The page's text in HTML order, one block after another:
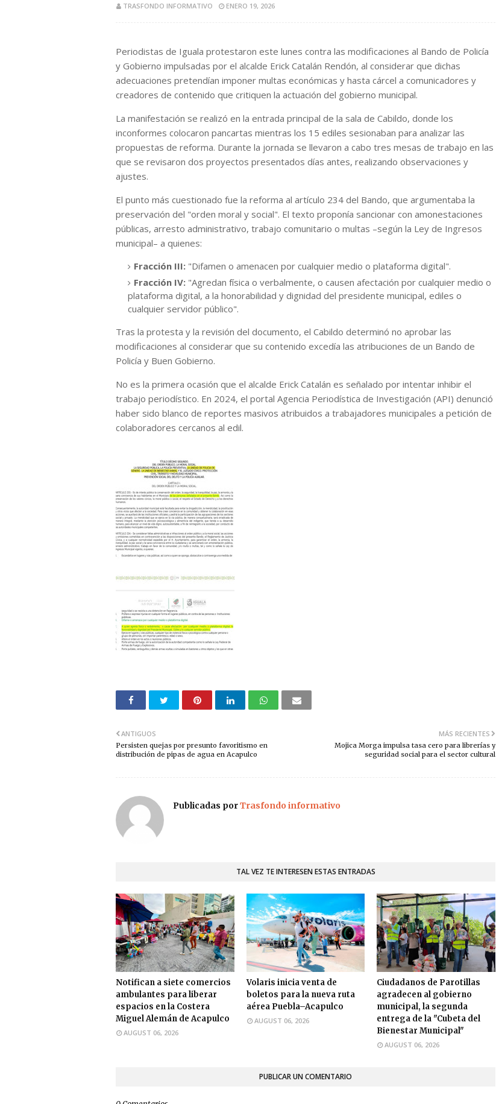
TRASFONDO INFORMATIVO ENERO 19, 2026
Periodistas de Iguala protestaron este lunes contra las modificaciones al Bando de Policía
y Gobierno impulsadas por el alcalde Erick Catalán Rendón, al considerar que dichas
adecuaciones pretendían imponer multas económicas y hasta cárcel a comunicadores y
creadores de contenido que critiquen la actuación del gobierno municipal.
La manifestación se realizó en la entrada principal de la sala de Cabildo, donde los
inconformes colocaron pancartas mientras los 15 ediles sesionaban para analizar las
propuestas de reforma. Durante la jornada se llevaron a cabo tres mesas de trabajo en las
que se revisaron dos proyectos presentados días antes, realizando observaciones y
ajustes.
El punto más cuestionado fue la reforma al artículo 234 del Bando, que argumentaba la
preservación del "orden moral y social". El texto proponía sancionar con amonestaciones
públicas, arresto administrativo, trabajo comunitario o multas –según la Ley de Ingresos
municipal– a quienes:
Fracción III: "Difamen o amenacen por cualquier medio o plataforma digital".
Fracción IV: "Agredan física o verbalmente, o causen afectación por cualquier medio o
plataforma digital, a la honorabilidad y dignidad del presidente municipal, ediles o
cualquier servidor público".
Tras la protesta y la revisión del documento, el Cabildo determinó no aprobar las
modificaciones al considerar que su contenido excedía las atribuciones de un Bando de
Policía y Buen Gobierno.
No es la primera ocasión que el alcalde Erick Catalán es señalado por intentar inhibir el
trabajo periodístico. En 2024, el portal Agencia Periodística de Investigación (API) denunció
haber sido blanco de reportes masivos atribuidos a trabajadores municipales a petición de
colaboradores cercanos al edil.
MÁS RECIENTES
Mojica Morga impulsa tasa cero para librerías y
seguridad social para el sector cultural
ANTIGUOS
Persisten quejas por presunto favoritismo en
distribución de pipas de agua en Acapulco
Publicadas porTrasfondo informativo
TAL VEZ TE INTERESEN ESTAS ENTRADAS
Notifican a siete comercios
ambulantes para liberar
espacios en la Costera
Miguel Alemán de Acapulco
AUGUST 06, 2026
Volaris inicia venta de
boletos para la nueva ruta
aérea Puebla–Acapulco
AUGUST 06, 2026
Ciudadanos de Parotillas
agradecen al gobierno
municipal, la segunda
entrega de la "Cubeta del
Bienestar Municipal"
AUGUST 06, 2026
PUBLICAR UN COMENTARIO